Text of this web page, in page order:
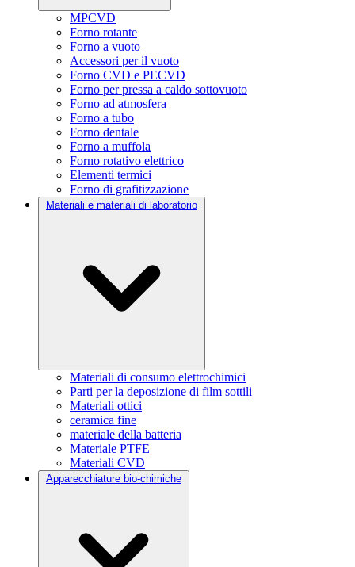
MPCVD
Forno rotante
Forno a vuoto
Accessori per il vuoto
Forno CVD e PECVD
Forno per pressa a caldo sottovuoto
Forno ad atmosfera
Forno a tubo
Forno dentale
Forno a muffola
Forno rotativo elettrico
Elementi termici
Forno di grafitizzazione
Materiali e materiali di laboratorio
Materiali di consumo elettrochimici
Parti per la deposizione di film sottili
Materiali ottici
ceramica fine
materiale della batteria
Materiale PTFE
Materiali CVD
Apparecchiature bio-chimiche